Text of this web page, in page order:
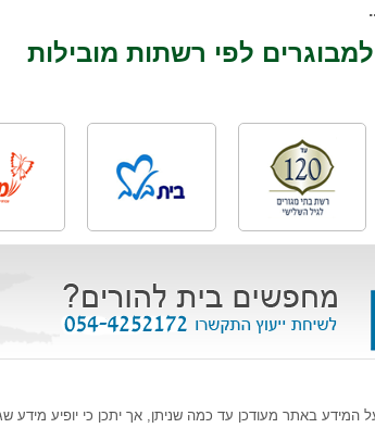
לפי רשתות מובילות
באתר מעודכן עד כמה שניתן, אך יתכן כי יופיע מידע